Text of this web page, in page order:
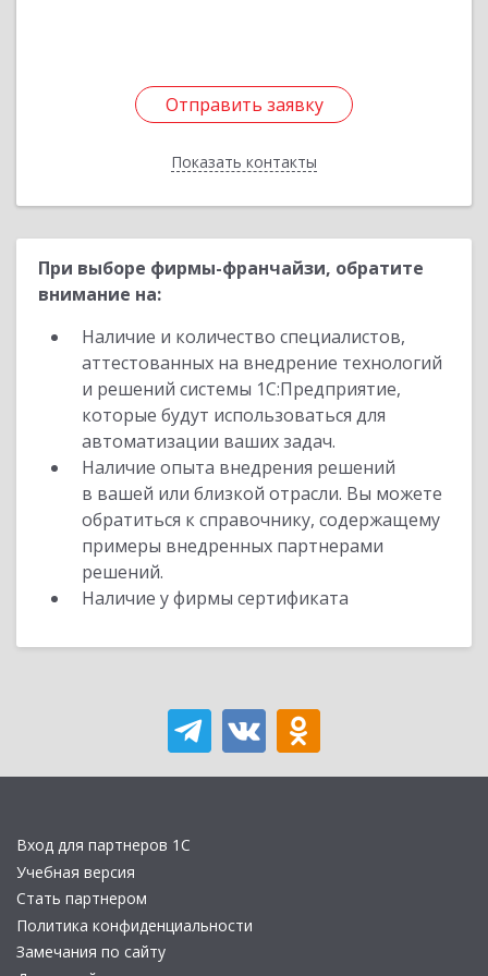
Отправить заявку
Показать контакты
Отправить заявку
Назад
При выборе фирмы-франчайзи, обратите
внимание на:
Наличие и количество специалистов,
аттестованных на внедрение технологий
и решений системы 1С:Предприятие,
которые будут использоваться для
автоматизации ваших задач.
Наличие опыта внедрения решений
в вашей или близкой отрасли. Вы можете
обратиться к справочнику, содержащему
примеры внедренных партнерами
решений.
Наличие у фирмы сертификата
Вход для партнеров 1С
Учебная версия
Стать партнером
Политика конфиденциальности
Замечания по сайту